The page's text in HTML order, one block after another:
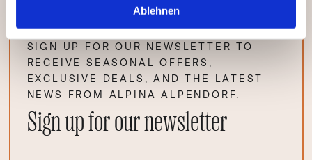
Ablehnen
SIGN UP FOR OUR NEWSLETTER TO
RECEIVE SEASONAL OFFERS,
EXCLUSIVE DEALS, AND THE LATEST
NEWS FROM ALPINA ALPENDORF.
Sign up for our newsletter